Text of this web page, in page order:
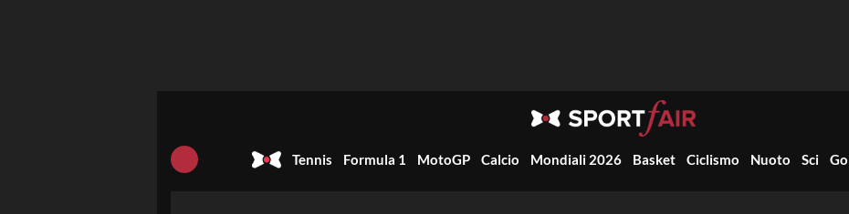
Tennis Formula 1 MotoGP Calcio Mondiali 2026 Basket Ciclismo Nuoto Sci